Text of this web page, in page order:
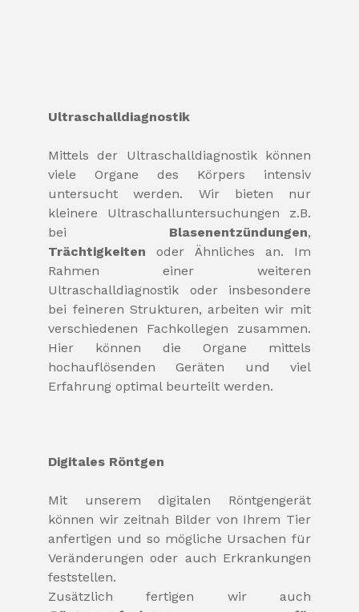
Ultraschalldiagnostik
Mittels der Ultraschalldiagnostik können
viele Organe des Körpers intensiv
untersucht werden. Wir bieten nur
kleinere Ultraschalluntersuchungen z.B.
bei Blasenentzündungen,
Trächtigkeiten oder Ähnliches an. Im
Rahmen einer weiteren
Ultraschalldiagnostik oder insbesondere
bei feineren Strukturen, arbeiten wir mit
verschiedenen Fachkollegen zusammen.
Hier können die Organe mittels
hochauflösenden Geräten und viel
Erfahrung optimal beurteilt werden.
Digitales Röntgen
Mit unserem digitalen Röntgengerät
können wir zeitnah Bilder von Ihrem Tier
anfertigen und so mögliche Ursachen für
Veränderungen oder auch Erkrankungen
feststellen.
Zusätzlich fertigen wir auch